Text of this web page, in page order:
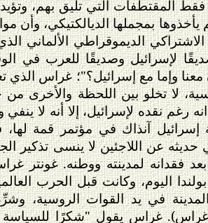
المقتطفات التي تليق بهم،
بمجملها الديالكتيكي، وأن
الديموقراطي الألماني
لإسرائيل وصديقًا للعرب في
وإما مع إسرائيل؟"؛ غراس الذي
لا تخلو بين اللحظة والأخرى
نقده لإسرائيل، إلا أنه لا ينفي
إسرائيل آنذاك في مؤتمر قمة
عن اللاجئين لا ينسى تذكير
في بولندا اليوم، وكانت قبل الحرب
في يد القوات الروسية،
غراس). غراس يقول "شكرًا للسياسة